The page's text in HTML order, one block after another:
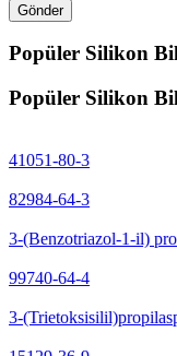
Gönder
Popüler Silikon
Popüler Silikon
41051-80-3
82984-64-3
3-(Benzotriazol-1-il)
99740-64-4
3-